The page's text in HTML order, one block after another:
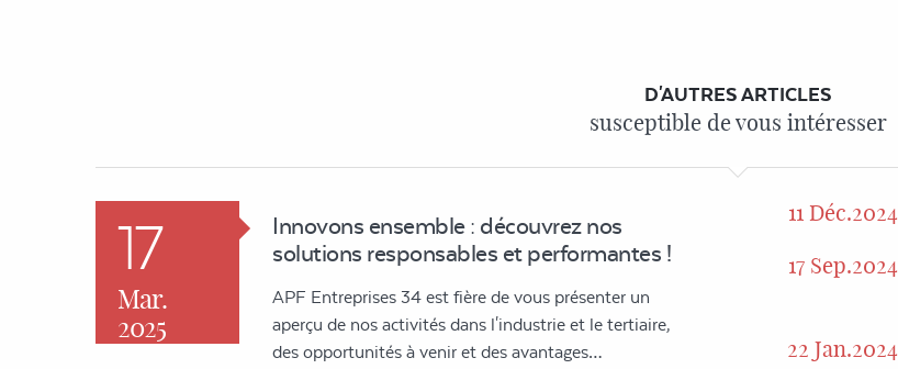
D'AUTRES ARTICLES
susceptible de vous intéresser
17
Mar.
2025
Innovons ensemble : découvrez nos
solutions responsables et performantes !
APF Entreprises 34 est fière de vous présenter un
aperçu de nos activités dans l'industrie et le tertiaire,
des opportunités à venir et des avantages…
11 Déc.2024
17 Sep.2024
22 Jan.2024